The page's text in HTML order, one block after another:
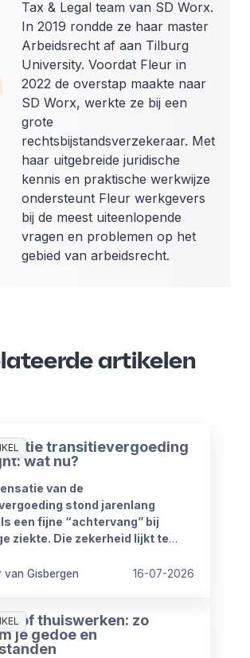
Tax & Legal team van SD Worx.
In 2019 rondde ze haar master
Arbeidsrecht af aan Tilburg
University. Voordat Fleur in
2022 de overstap maakte naar
SD Worx, werkte ze bij een
grote
rechtsbijstandsverzekeraar. Met
haar uitgebreide juridische
kennis en praktische werkwijze
ondersteunt Fleur werkgevers
bij de meest uiteenlopende
vragen en problemen op het
gebied van arbeidsrecht.
artikelen
transitievergoeding
wat nu?
van de
stond jarenlang
een fijne “achtervang” bij
ziekte. Die zekerheid lijkt te
plannen om de
van Gisbergen 16-07-2026
thuiswerken: zo
je gedoe en